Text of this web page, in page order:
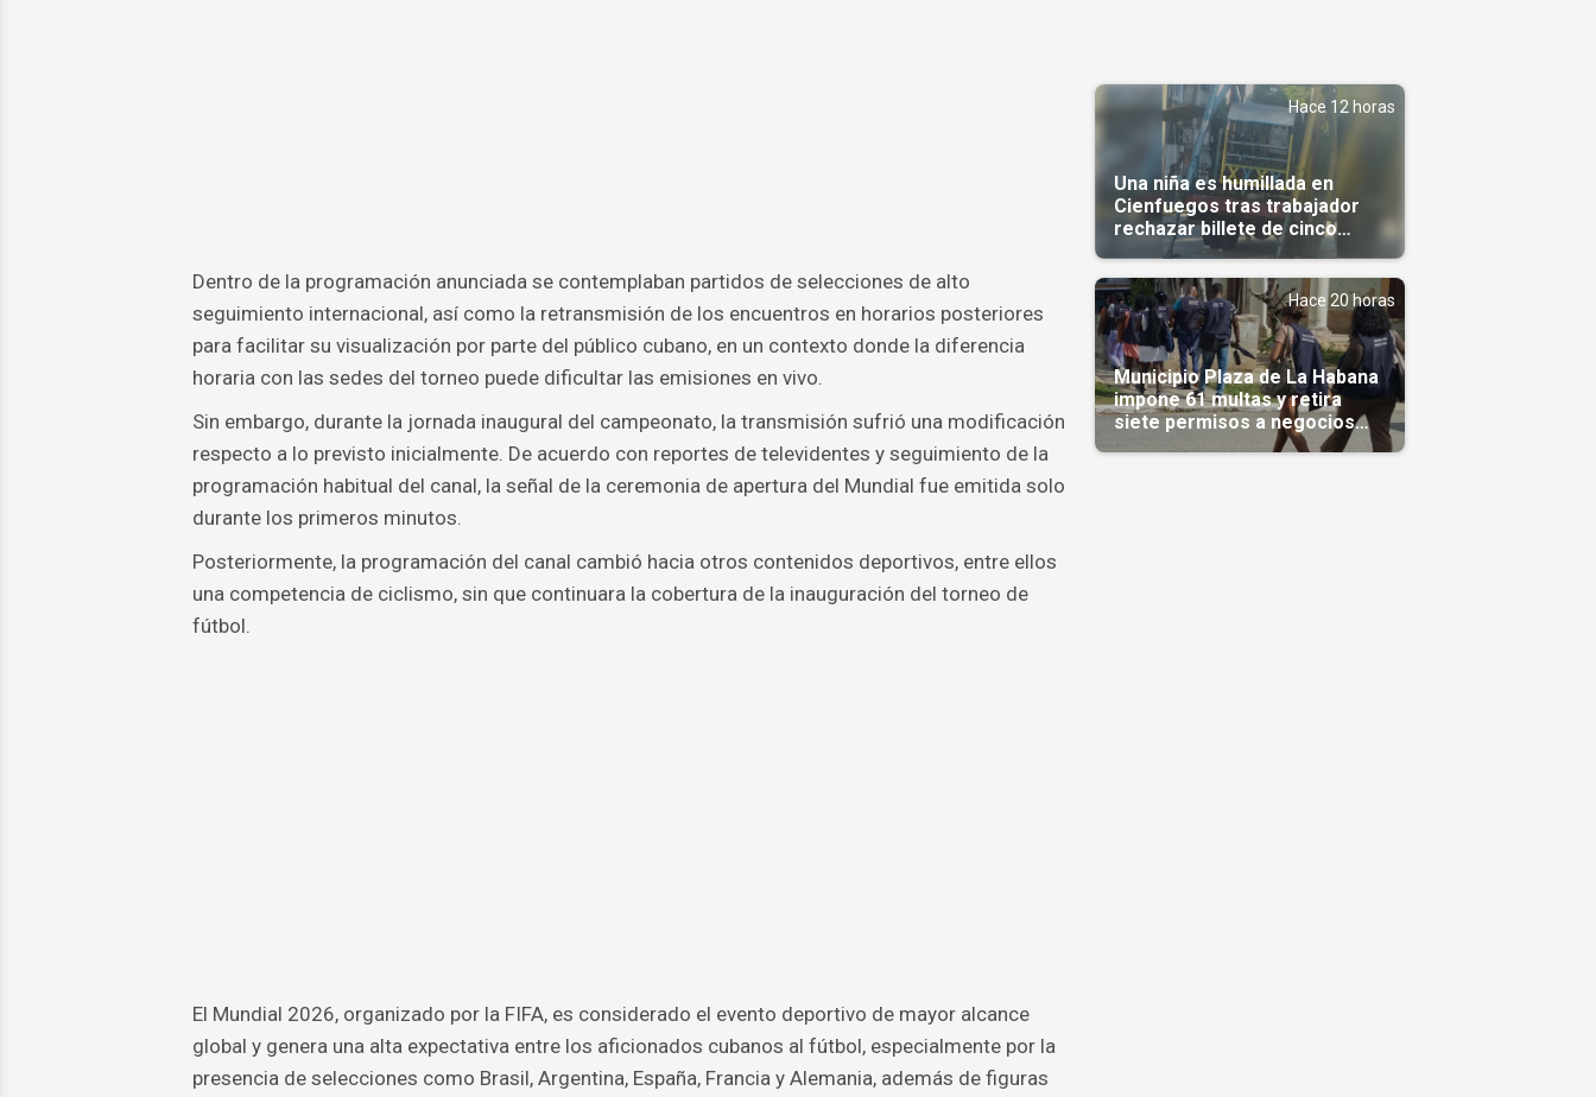
Dentro de la programación anunciada se contemplaban partidos de selecciones de alto
seguimiento internacional, así como la retransmisión de los encuentros en horarios posteriores
para facilitar su visualización por parte del público cubano, en un contexto donde la diferencia
horaria con las sedes del torneo puede dificultar las emisiones en vivo.
Sin embargo, durante la jornada inaugural del campeonato, la transmisión sufrió una modificación
respecto a lo previsto inicialmente. De acuerdo con reportes de televidentes y seguimiento de la
programación habitual del canal, la señal de la ceremonia de apertura del Mundial fue emitida solo
durante los primeros minutos.
Posteriormente, la programación del canal cambió hacia otros contenidos deportivos, entre ellos
una competencia de ciclismo, sin que continuara la cobertura de la inauguración del torneo de
fútbol.
El Mundial 2026, organizado por la FIFA, es considerado el evento deportivo de mayor alcance
global y genera una alta expectativa entre los aficionados cubanos al fútbol, especialmente por la
presencia de selecciones como Brasil, Argentina, España, Francia y Alemania, además de figuras
Hace 12 horas
Una niña es humillada en
Cienfuegos tras trabajador
rechazar billete de cinco
pesos
Hace 20 horas
Municipio Plaza de La Habana
impone 61 multas y retira
siete permisos a negocios